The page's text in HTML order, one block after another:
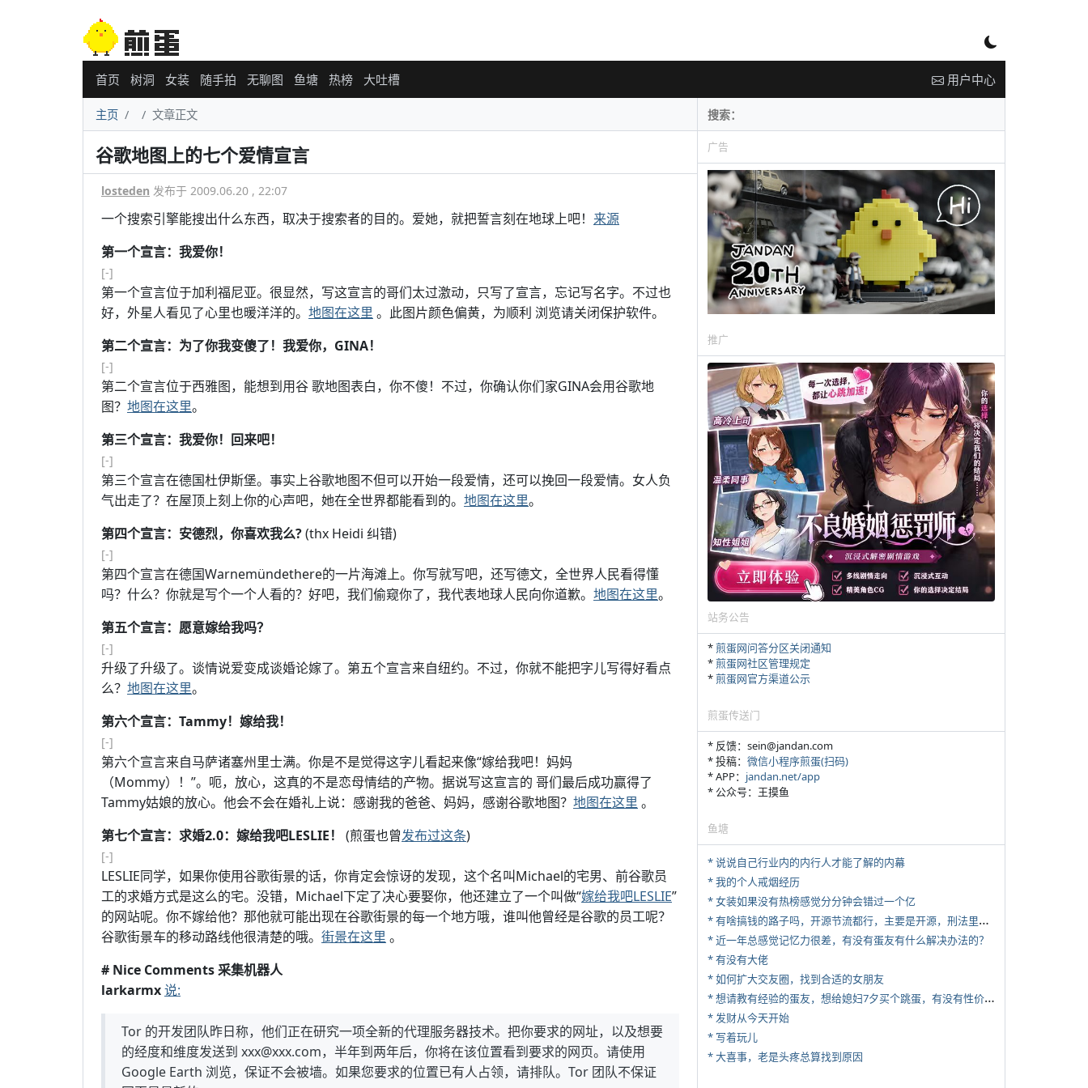
首页 树洞 女装 随手拍 无聊图 鱼塘 热榜 大吐槽 用户中心
主页 文章正文
谷歌地图上的七个爱情宣言
losteden 发布于 2009.06.20 , 22:07
一个搜索引擎能搜出什么东西，取决于搜索者的目的。爱她，就把誓言刻在地球上吧！ 来源
第一个宣言：我爱你！
[-]
第一个宣言位于加利福尼亚。很显然，写这宣言的哥们太过激动，只写了宣言，忘记写名字。不过也
好，外星人看见了心里也暖洋洋的。 地图在这里 。此图片颜色偏黄，为顺利 浏览请关闭保护软件。
第二个宣言：为了你我变傻了！我爱你，GINA！
[-]
第二个宣言位于西雅图，能想到用谷 歌地图表白，你不傻！不过，你确认你们家GINA会用谷歌地
图？ 地图在这里。
第三个宣言：我爱你！回来吧！
[-]
第三个宣言在德国杜伊斯堡。事实上谷歌地图不但可以开始一段爱情，还可以挽回一段爱情。女人负
气出走了？在屋顶上刻上你的心声吧，她在全世界都能看到的。 地图在这里。
第四个宣言：安德烈，你喜欢我么?(thx Heidi 纠错)
[-]
第四个宣言在德国Warnemündethere的一片海滩上。你写就写吧，还写德文，全世界人民看得懂
吗？什么？你就是写个一个人看的？好吧，我们偷窥你了，我代表地球人民向你道歉。 地图在这里。
第五个宣言：愿意嫁给我吗？
[-]
升级了升级了。谈情说爱变成谈婚论嫁了。第五个宣言来自纽约。不过，你就不能把字儿写得好看点
么？ 地图在这里。
第六个宣言：Tammy！嫁给我！
[-]
第六个宣言来自马萨诸塞州里士满。你是不是觉得这字儿看起来像“嫁给我吧！妈妈
（Mommy）！”。呃，放心，这真的不是恋母情结的产物。据说写这宣言的 哥们最后成功赢得了
Tammy姑娘的放心。他会不会在婚礼上说：感谢我的爸爸、妈妈，感谢谷歌地图？ 地图在这里 。
第七个宣言：求婚2.0：嫁给我吧LESLIE！
(煎蛋也曾发布过这条)
[-]
LESLIE同学，如果你使用谷歌街景的话，你肯定会惊讶的发现，这个名叫Michael的宅男、前谷歌员
工的求婚方式是这么的宅。没错，Michael下定了决心要娶你，他还建立了一个叫做“嫁给我吧LESLIE”
的网站呢。你不嫁给他？那他就可能出现在谷歌街景的每一个地方哦，谁叫他曾经是谷歌的员工呢？
谷歌街景车的移动路线他很清楚的哦。 街景在这里 。
# Nice Comments 采集机器人
larkarmx说:
Tor 的开发团队昨日称，他们正在研究一项全新的代理服务器技术。把你要求的网址，以及想要
的经度和维度发送到 xxx@xxx.com，半年到两年后，你将在该位置看到要求的网页。请使用
Google Earth 浏览，保证不会被墙。如果您要求的位置已有人占领，请排队。Tor 团队不保证
广告
推广
站务公告
*煎蛋网问答分区关闭通知
*煎蛋网社区管理规定
*煎蛋网官方渠道公示
煎蛋传送门
* 反馈：sein@jandan.com
* 投稿： 微信小程序煎蛋(扫码)
* APP： jandan.net/app
* 公众号：王摸鱼
鱼塘
* 说说自己行业内的内行人才能了解的内幕
* 我的个人戒烟经历
* 女装如果没有热榜感觉分分钟会错过一个亿
*
有啥搞钱的路子吗，开源节流都行，主要是开源，刑法里的咱不做
* 近一年总感觉记忆力很差，有没有蛋友有什么解决办法的？
* 有没有大佬
* 如何扩大交友圈，找到合适的女朋友
*
想请教有经验的蛋友，想给媳妇7夕买个跳蛋，有没有性价比高的推荐
* 发财从今天开始
* 写着玩儿
* 大喜事，老是头疼总算找到原因